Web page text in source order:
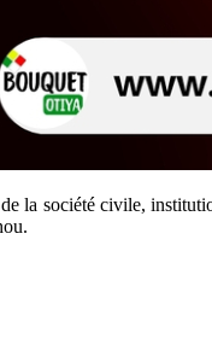
la société civile,